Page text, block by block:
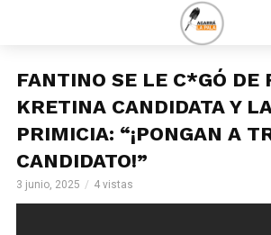
FANTINO SE LE C*GÓ DE
KRETINA CANDIDATA Y
PRIMICIA: “¡PONGAN A
CANDIDATO!”
3 junio, 2025 4 vistas